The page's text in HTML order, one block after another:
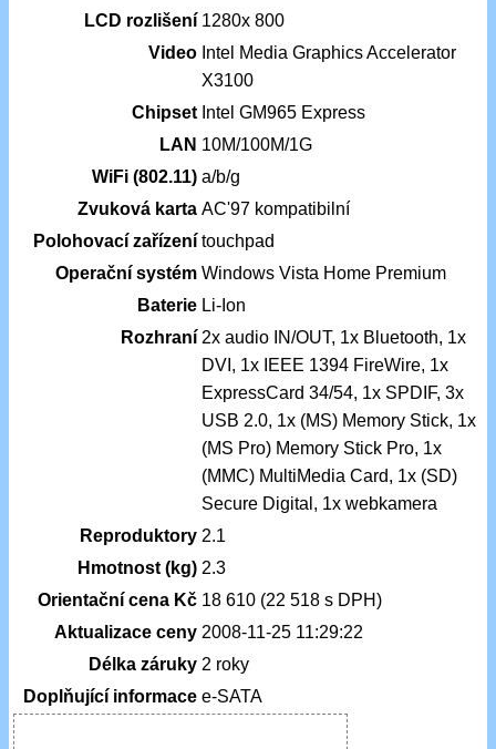
LCD rozlišení 1280x 800
Video Intel Media Graphics Accelerator
X3100
Chipset Intel GM965 Express
LAN 10M/100M/1G
WiFi (802.11) a/b/g
Zvuková karta AC'97 kompatibilní
Polohovací zařízení touchpad
Operační systém Windows Vista Home Premium
Baterie Li-Ion
Rozhraní 2x audio IN/OUT, 1x Bluetooth, 1x
DVI, 1x IEEE 1394 FireWire, 1x
ExpressCard 34/54, 1x SPDIF, 3x
USB 2.0, 1x (MS) Memory Stick, 1x
(MS Pro) Memory Stick Pro, 1x
(MMC) MultiMedia Card, 1x (SD)
Secure Digital, 1x webkamera
Reproduktory 2.1
Hmotnost (kg) 2.3
Orientační cena Kč 18 610 (22 518 s DPH)
Aktualizace ceny 2008-11-25 11:29:22
Délka záruky 2 roky
Doplňující informace e-SATA